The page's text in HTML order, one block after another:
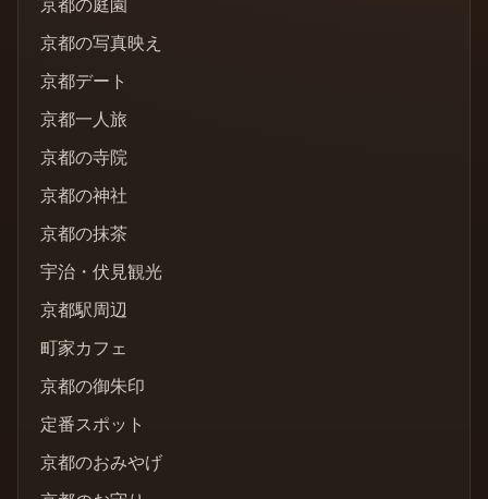
京都の庭園
京都の写真映え
京都デート
京都一人旅
京都の寺院
京都の神社
京都の抹茶
宇治・伏見観光
京都駅周辺
町家カフェ
京都の御朱印
定番スポット
京都のおみやげ